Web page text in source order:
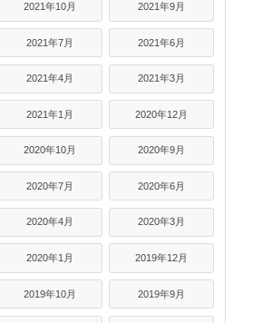
2021年10月 2021年9月
2021年7月 2021年6月
2021年4月 2021年3月
2021年1月 2020年12月
2020年10月 2020年9月
2020年7月 2020年6月
2020年4月 2020年3月
2020年1月 2019年12月
2019年10月 2019年9月